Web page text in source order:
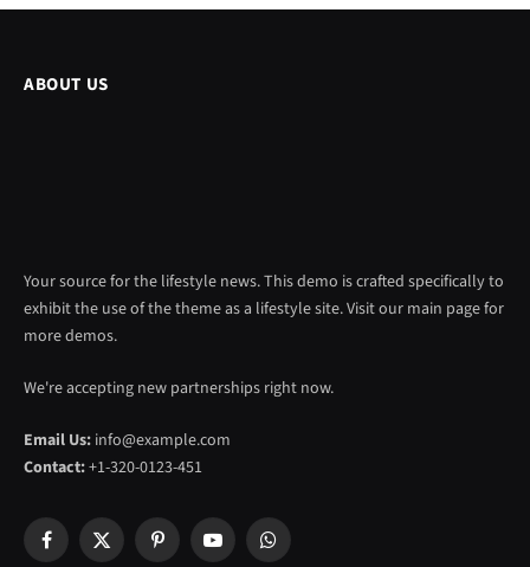
ABOUT US
Your source for the lifestyle news. This demo is crafted specifically to
exhibit the use of the theme as a lifestyle site. Visit our main page for
more demos.
We're accepting new partnerships right now.
Email Us: info@example.com
Contact:+1-320-0123-451
Facebook
X
PinterestYouTubeWhatsApp